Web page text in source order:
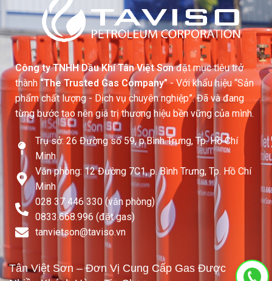
Công ty TNHH Dầu Khí Tân Việt Sơnđặt mục tiêu trở
thành “The Trusted Gas Company”- Với khẩu hiệu “Sản
phẩm chất lượng - Dịch vụ chuyên nghiệp”. Đã và đang
từng bước tạo nên giá trị thương hiệu bền vững của mình.
Trụ sở: 26 Đường số 59, p.Bình Trưng, Tp. Hồ Chí
Minh
Văn phòng: 12 Đường 7C1, p. Bình Trưng, Tp. Hồ Chí
Minh
028 37 446 330 (văn phòng)
0833.668.996 (đặt gas)
tanvietson@taviso.vn​
Tân Việt Sơn – Đơn Vị Cung Cấp Gas Được